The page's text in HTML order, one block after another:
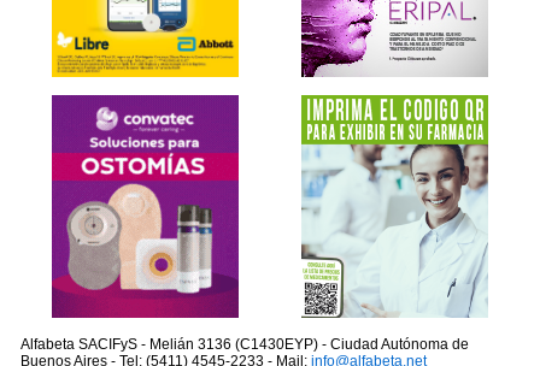
Alfabeta SACIFyS - Melián 3136 (C1430EYP) - Ciudad Autónoma de
Buenos Aires - Tel: (5411) 4545-2233 - Mail: info@alfabeta.net